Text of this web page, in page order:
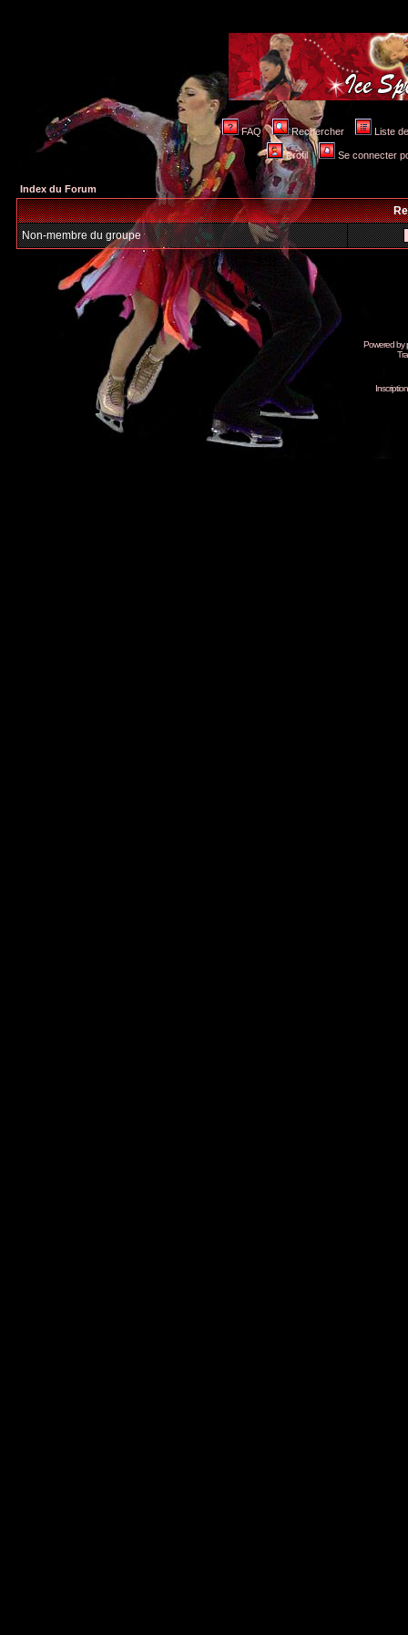
FAQ Rechercher Liste
Profil Se connecter
Index du Forum
Non-membre du groupe
Powered by